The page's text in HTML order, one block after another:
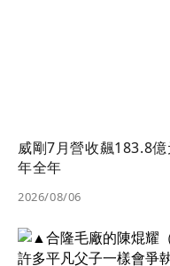
威剛7月營收飆183.8
年全年
2026/08/06